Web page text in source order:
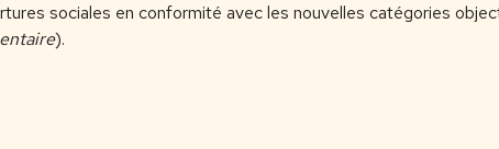
sociales en conformité avec les nouvelles catégories
).